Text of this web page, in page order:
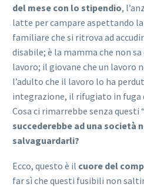
del mese con lo stipendio,
latte per campare aspettando
familiare che si ritrova ad
disabile; è la mamma che non
lavoro; il giovane che un lavoro
l’adulto che il lavoro lo ha
integrazione, il rifugiato in fuga
Cosa ci rimarrebbe senza questi
succederebbe ad una società
salvaguardarli?
Ecco, questo è il cuore del
far sì che questi fusibili non